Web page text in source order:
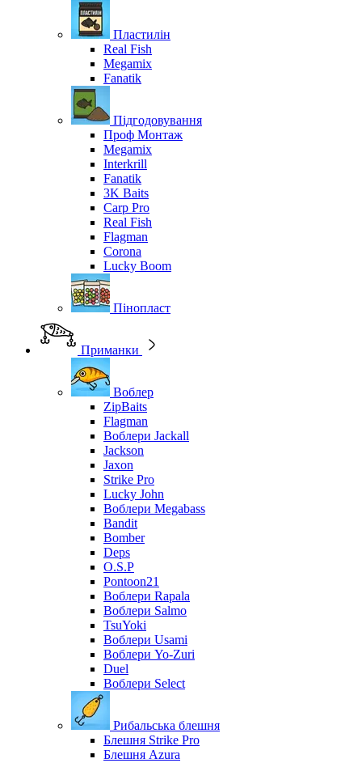
Пластилін
Real Fish
Megamix
Fanatik
Підгодовування
Проф Монтаж
Megamix
Interkrill
Fanatik
3K Baits
Carp Pro
Real Fish
Flagman
Corona
Lucky Boom
Пінопласт
Приманки
Воблер
ZipBaits
Flagman
Воблери Jackall
Jackson
Jaxon
Strike Pro
Lucky John
Воблери Megabass
Bandit
Bomber
Deps
O.S.P
Pontoon21
Воблери Rapala
Воблери Salmo
TsuYoki
Воблери Usami
Воблери Yo-Zuri
Duel
Воблери Select
Рибальська блешня
Блешня Strike Pro
Блешня Azura